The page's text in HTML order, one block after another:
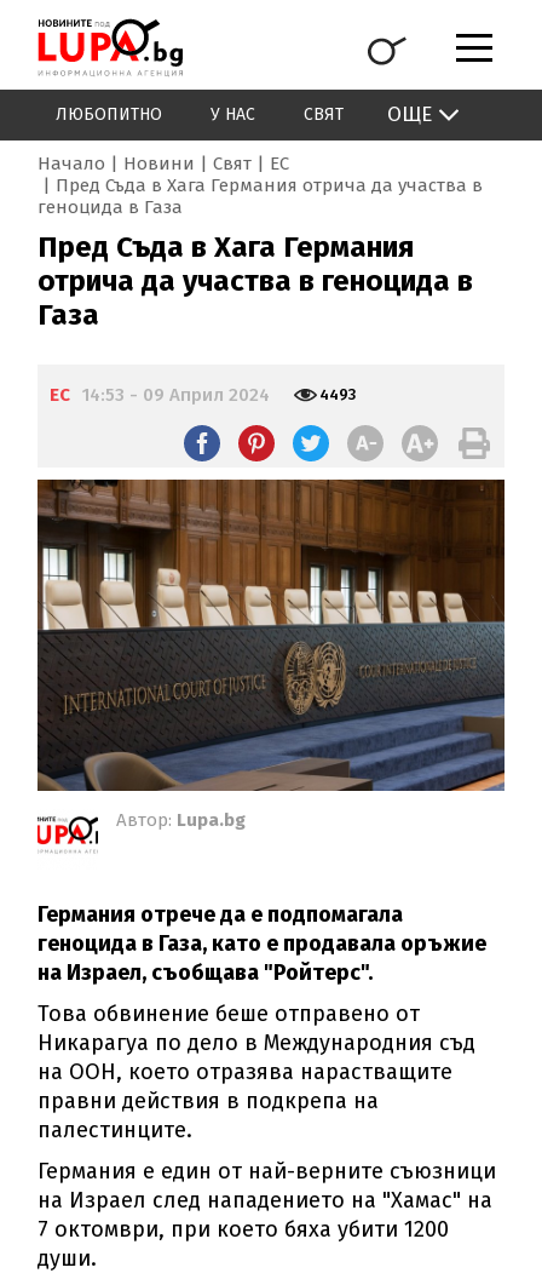
ЛЮБОПИТНО У НАС СВЯТ ОЩЕ
Начало Новини Свят
ЕС
Пред Съда в Хага Германия отрича да участва в
геноцида в Газа
Пред Съда в Хага Германия
отрича да участва в геноцида в
Газа
ЕС 14:53 - 09 Април 2024 4493
Автор: Lupa.bg
Германия отрече да е подпомагала
геноцида в Газа, като е продавала оръжие
на Израел, съобщава "Ройтерс".
Това обвинение беше отправено от
Никарагуа по дело в Международния съд
на ООН, което отразява нарастващите
правни действия в подкрепа на
палестинците.
Германия е един от най-верните съюзници
на Израел след нападението на "Хамас" на
7 октомври, при което бяха убити 1200
души.